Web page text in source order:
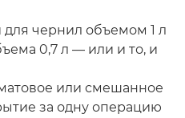
для чернил объемом 1 л
0,7 л — или и то, и
или смешанное
за одну операцию